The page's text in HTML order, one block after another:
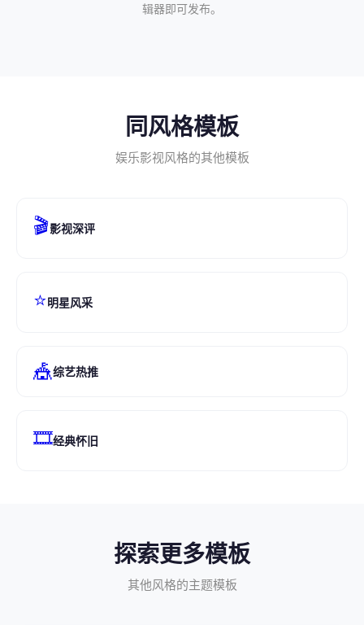
辑器即可发布。
同风格模板
娱乐影视风格的其他模板
🎬影视深评
⭐明星风采
🎪综艺热推
🎞️经典怀旧
探索更多模板
其他风格的主题模板